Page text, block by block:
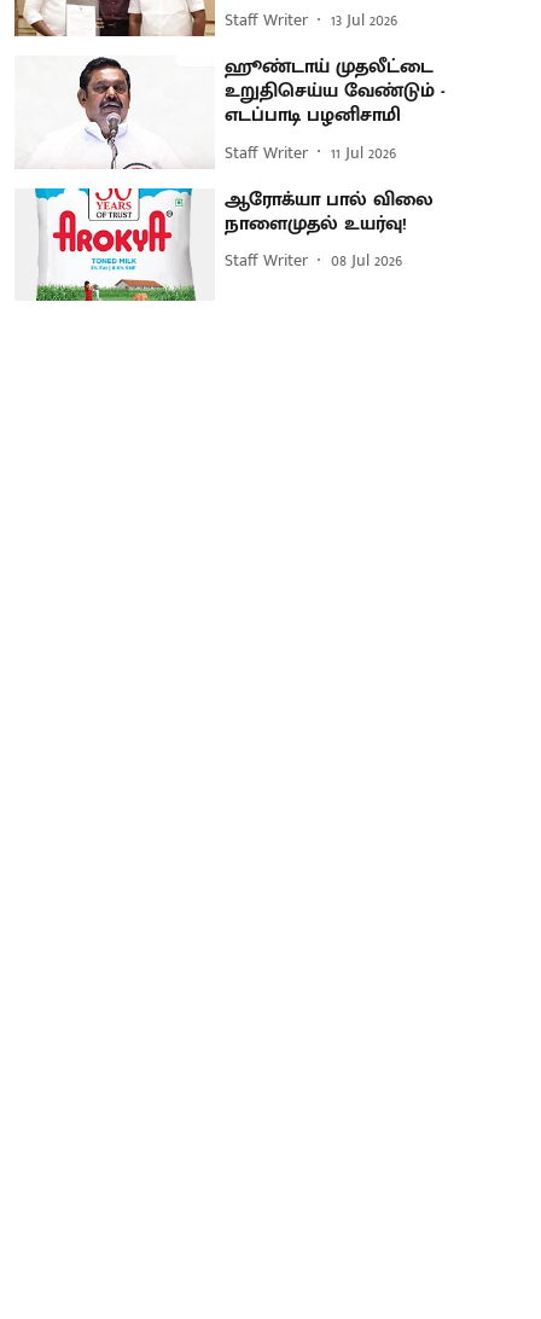
Staff Writer 13 Jul 2026
ஹூண்டாய் முதலீட்டை
உறுதிசெய்ய வேண்டும் -
எடப்பாடி பழனிசாமி
Staff Writer 11 Jul 2026
ஆரோக்யா பால் விலை
நாளைமுதல் உயர்வு!
Staff Writer 08 Jul 2026